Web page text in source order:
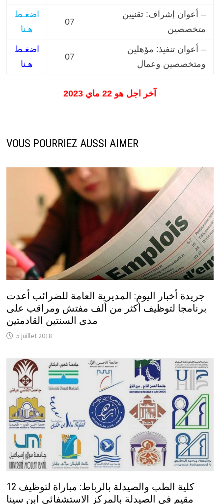
اضغـط
هـنا
07
– أعوان إشراف: تقنيين
متخصصين
اضغـط
هـنا
07
– أعوان تنفيذ: مؤهلين
ومتخصصين وعمال
آخر اجل هو 22 ماي 2023
VOUS POURRIEZ AUSSI AIMER
جريدة أخبار اليوم: المديرية العامة للضرائب أعدت
برنامجا لتوظيف أكثر من ألف مفتش ومراقب على
مدى السنتين القادمتين
5 juillet 2018
كلية الطب والصيدلة بالرباط: مباراة لتوظيف 12
مقيم في الصيدلة بالمركز الاستشفائي ابن سينا